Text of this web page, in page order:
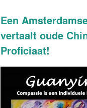
Een
vertaalt oude
Proficiaat!